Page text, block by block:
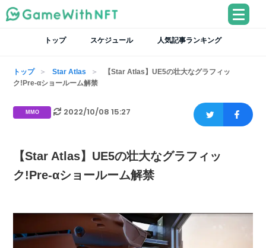
トップ スケジュール 人気記事ランキング
トップ Star Atlas
【Star Atlas】UE5の壮大なグラフィッ
ク!Pre-αショールーム解禁
MMO 2022/10/08 15:27
【Star Atlas】UE5の壮大なグラフィッ
ク!Pre-αショールーム解禁